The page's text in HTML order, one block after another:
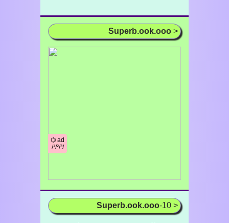
Superb.ook.ooo >
⌬ ad
/¹/²/³/
Superb.ook.ooo-10 >